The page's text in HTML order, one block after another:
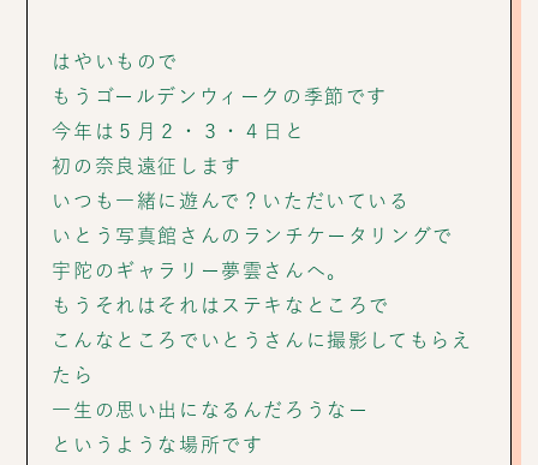
はやいもので
もうゴールデンウィークの季節です
今年は５月２・３・４日と
初の奈良遠征します
いつも一緒に遊んで？いただいている
いとう写真館さんのランチケータリングで
宇陀のギャラリー夢雲さんへ。
もうそれはそれはステキなところで
こんなところでいとうさんに撮影してもらえ
たら
一生の思い出になるんだろうなー
というような場所です